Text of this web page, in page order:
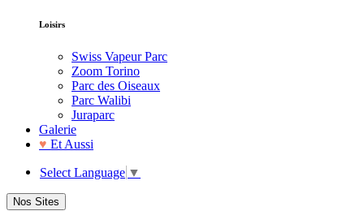
Loisirs
Swiss Vapeur Parc
Zoom Torino
Parc des Oiseaux
Parc Walibi
Juraparc
Galerie
♥ Et Aussi
Select Language ▼
Nos Sites